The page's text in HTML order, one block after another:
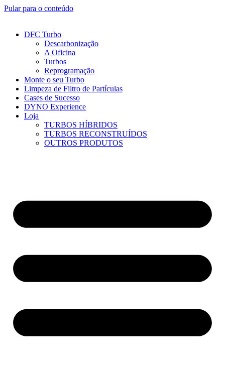
Pular para o conteúdo
DFC Turbo
Descarbonização
A Oficina
Turbos
Reprogramação
Monte o seu Turbo
Limpeza de Filtro de Partículas
Cases de Sucesso
DYNO Experience
Loja
TURBOS HÍBRIDOS
TURBOS RECONSTRUÍDOS
OUTROS PRODUTOS